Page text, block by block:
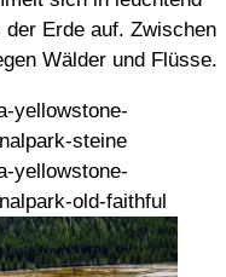
Erde auf. Zwischen
Wälder und Flüsse.